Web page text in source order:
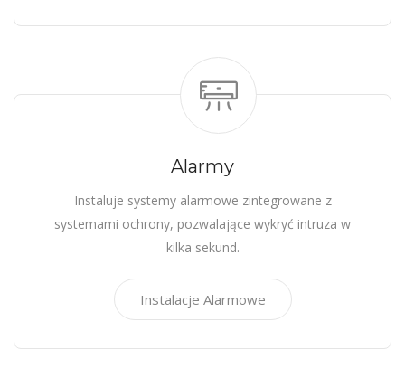
Alarmy
Instaluje systemy alarmowe zintegrowane z
systemami ochrony, pozwalające wykryć intruza w
kilka sekund.
Instalacje Alarmowe